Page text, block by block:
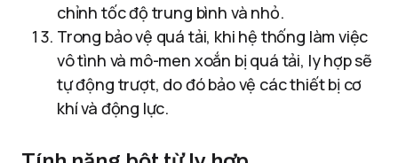
chỉnh tốc độ trung bình và nhỏ.
Trong bảo vệ quá tải, khi hệ thống làm việc
vô tình và mô-men xoắn bị quá tải, ly hợp sẽ
tự động trượt, do đó bảo vệ các thiết bị cơ
khí và động lực.